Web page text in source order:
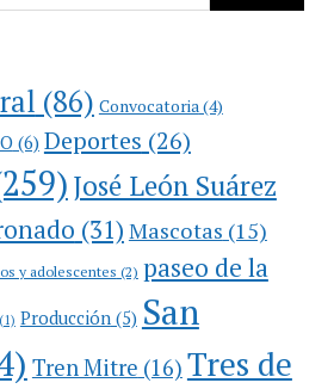
(86) Convocatoria (4)
(6) Deportes (26)
José León Suárez
(31) Mascotas (15)
y adolescentes (2) paseo de la
Producción(5) San
Tren Mitre (16) Tres de